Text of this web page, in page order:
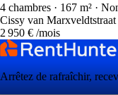
4 chambres · 167 m² ·
Cissy van
2 950 € /mois
Arrêtez de rafraîchir,